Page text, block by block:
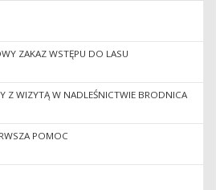
ZAKAZ WSTĘPU DO LASU
Z WIZYTĄ W NADLEŚNICTWIE BRODNICA
POMOC